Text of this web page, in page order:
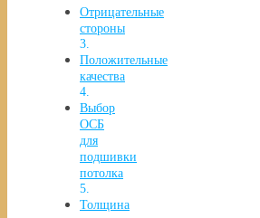
Отрицательные
стороны
Положительные
качества
Выбор
ОСБ
для
подшивки
потолка
Толщина